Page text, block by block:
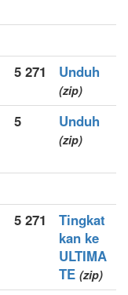
5 271 Unduh
(zip)
5 Unduh
(zip)
5 271
Tingkat
kan ke
ULTIMA
TE (zip)